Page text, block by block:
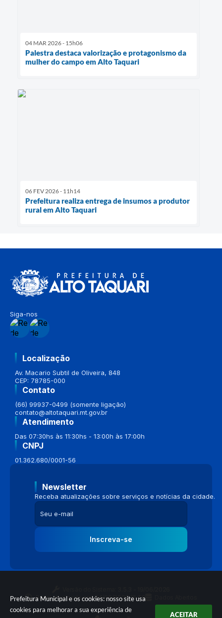
Prefeitura Municipal e os cookies: nosso site usa
cookies para melhorar a sua experiência de
ACEITAR
04 MAR 2026 - 15h06
Palestra destaca valorização e protagonismo da
mulher do campo em Alto Taquari
06 FEV 2026 - 11h14
Prefeitura realiza entrega de insumos a produtor
rural em Alto Taquari
Siga-nos
Localização
Av. Macario Subtil de Oliveira, 848
CEP: 78785-000
Contato
(66) 99937-0499 (somente ligação)
contato@altotaquari.mt.gov.br
Atendimento
Das 07:30hs às 11:30hs - 13:00h às 17:00h
CNPJ
01.362.680/0001-56
Newsletter
Receba atualizações sobre serviços e notícias da cidade.
Inscreva-se
Portal atualizado em:04/08/2026 16:58